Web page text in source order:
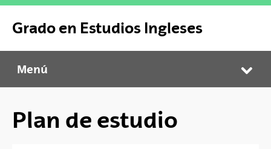
Grado en Estudios Ingleses
Grado en Estudios Ingleses
Menú
Plan de estudio